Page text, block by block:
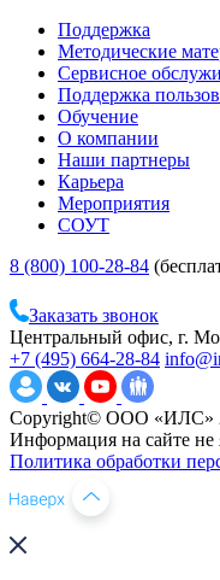
Поддержка
Методические
Сервисное
Поддержка
Обучение
О компании
Наши партнеры
Карьера
Мероприятия
СОУТ
8 (800) 100-28-84
Заказать звонок
Центральный офис, г.
+7 (495) 664-28-84
Copyright© ООО «ИЛС»
Информация на сайте не
Политика обработки